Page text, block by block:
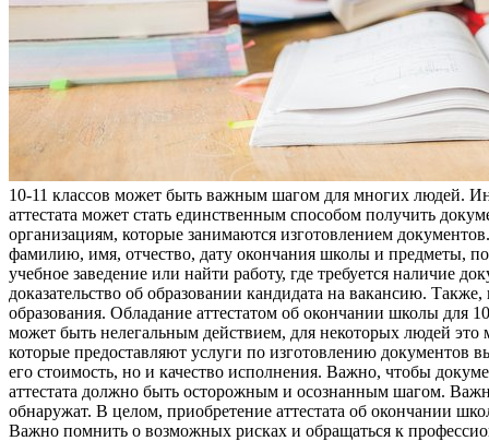
10-11 классов может быть важным шагом для многих людей.
аттестата может стать единственным способом получить
организациям, которые занимаются изготовлением
фамилию, имя, отчество, дату окончания школы и предметы,
учебное заведение или найти работу, где требуется наличие
доказательство об образовании кандидата на вакансию.
образования. Обладание аттестатом об окончании школы для
может быть нелегальным действием, для некоторых людей
которые предоставляют услуги по изготовлению документов
его стоимость, но и качество исполнения. Важно, чтобы
аттестата должно быть осторожным и осознанным шагом.
обнаружат. В целом, приобретение аттестата об окончании
Важно помнить о возможных рисках и обращаться к